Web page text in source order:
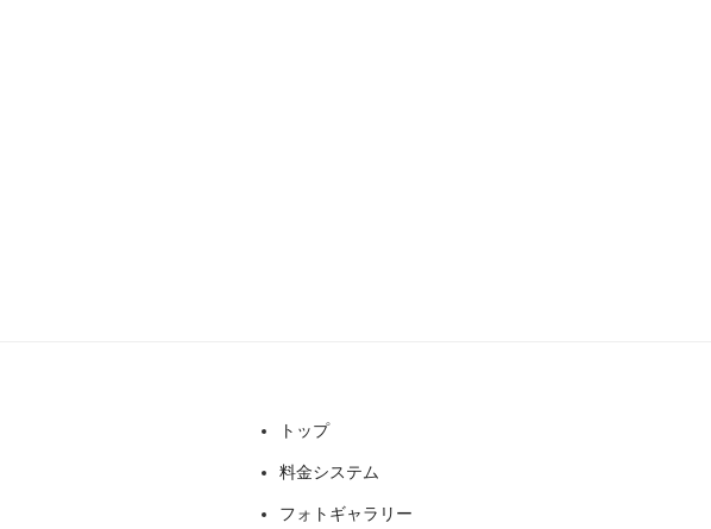
トップ
料金システム
フォトギャラリー